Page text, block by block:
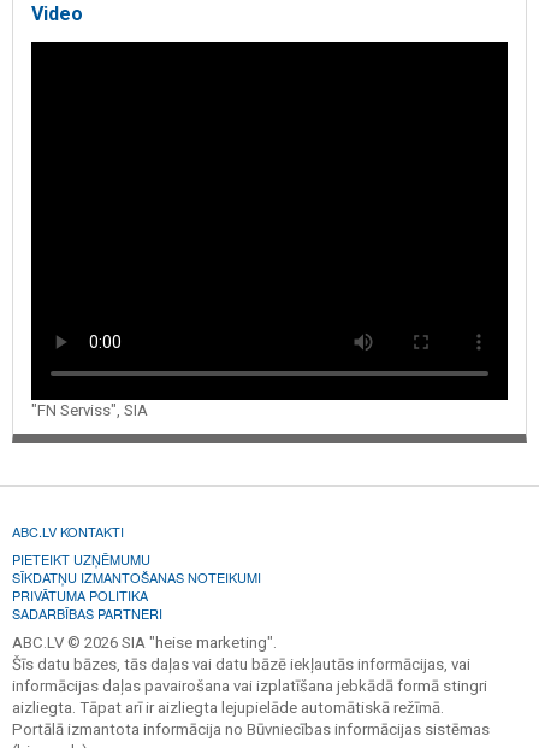
Video
"FN Serviss", SIA
ABC.LV KONTAKTI
PIETEIKT UZŅĒMUMU
SĪKDATŅU IZMANTOŠANAS NOTEIKUMI
PRIVĀTUMA POLITIKA
SADARBĪBAS PARTNERI
ABC.LV © 2026 SIA "heise marketing".
Šīs datu bāzes, tās daļas vai datu bāzē iekļautās informācijas, vai
informācijas daļas pavairošana vai izplatīšana jebkādā formā stingri
aizliegta. Tāpat arī ir aizliegta lejupielāde automātiskā režīmā.
Portālā izmantota informācija no Būvniecības informācijas sistēmas